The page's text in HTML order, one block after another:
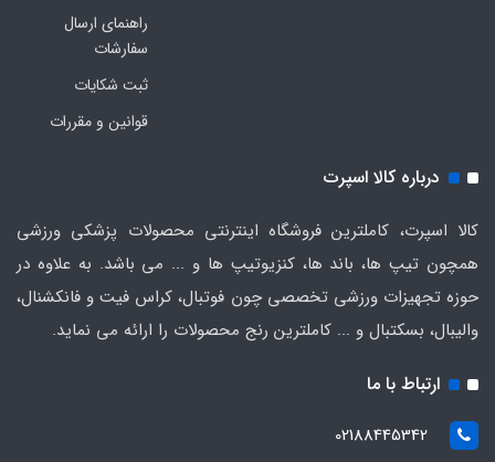
راهنمای ارسال
سفارشات
ثبت شکایات
قوانین و مقررات
درباره کالا اسپرت
کالا اسپرت، کاملترین فروشگاه اینترنتی محصولات پزشکی ورزشی
همچون تیپ ها، باند ها، کنزیوتیپ ها و ... می باشد. به علاوه در
حوزه تجهیزات ورزشی تخصصی چون فوتبال، کراس فیت و فانکشنال،
والیبال، بسکتبال و ... کاملترین رنج محصولات را ارائه می نماید.
ارتباط با ما
02188445342